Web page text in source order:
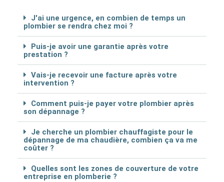
J'ai une urgence, en combien de temps un
plombier se rendra chez moi ?
Puis-je avoir une garantie après votre
prestation ?
Vais-je recevoir une facture après votre
intervention ?
Comment puis-je payer votre plombier après
son dépannage ?
Je cherche un plombier chauffagiste pour le
dépannage de ma chaudière, combien ça va me
coûter ?
Quelles sont les zones de couverture de votre
entreprise en plomberie ?